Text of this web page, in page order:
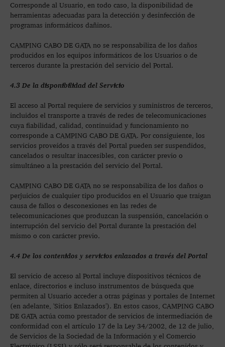
Corresponde al Usuario, en todo caso, la disponibilidad de
herramientas adecuadas para la detección y desinfección de
programas informáticos dañinos.
CAMPING CABO DE GATA no se responsabiliza de los daños
producidos en los equipos informáticos de los Usuarios o de
terceros durante la prestación del servicio del Portal.
4.3 De la disponibilidad del Servicio
El acceso al Portal requiere de servicios y suministros de terceros,
incluidos el transporte a través de redes de telecomunicaciones
cuya fiabilidad, calidad, continuidad y funcionamiento no
corresponde a CAMPING CABO DE GATA. Por consiguiente, los
servicios proveídos a través del Portal pueden ser suspendidos,
cancelados o resultar inaccesibles, con carácter previo o
simultáneo a la prestación del servicio del Portal.
CAMPING CABO DE GATA no se responsabiliza de los daños o
perjuicios de cualquier tipo producidos en el Usuario que traigan
causa de fallos o desconexiones en las redes de
telecomunicaciones que produzcan la suspensión, cancelación o
interrupción del servicio del Portal durante la prestación del
mismo o con carácter previo.
4.4 De los contenidos y servicios enlazados a través del Portal
El servicio de acceso al Portal incluye dispositivos técnicos de
enlace, directorios e incluso instrumentos de búsqueda que
permiten al Usuario acceder a otras páginas y portales de Internet
(en adelante, 'Sitios Enlazados'). En estos casos, CAMPING CABO
DE GATA actúa como prestador de servicios de intermediación de
conformidad con el artículo 17 de la Ley 34/2002, de 12 de julio,
de Servicios de la Sociedad de la Información y el Comercio